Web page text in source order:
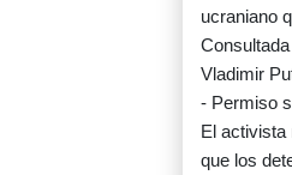
ucraniano
Vladimir
- Permiso
El activista
que los